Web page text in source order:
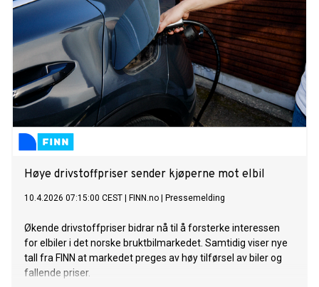
Høye drivstoffpriser sender kjøperne mot elbil
10.4.2026 07:15:00 CEST FINN.no Pressemelding
Økende drivstoffpriser bidrar nå til å forsterke interessen
for elbiler i det norske bruktbilmarkedet. Samtidig viser nye
tall fra FINN at markedet preges av høy tilførsel av biler og
fallende priser.